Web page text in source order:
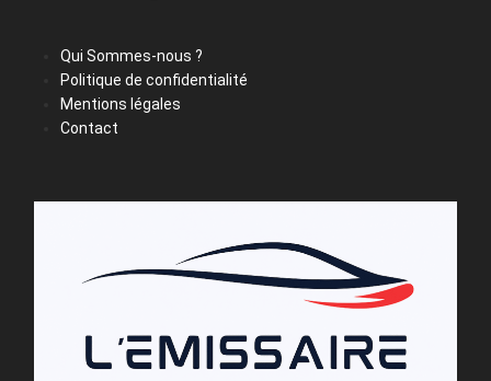
Qui Sommes-nous ?
Politique de confidentialité
Mentions légales
Contact